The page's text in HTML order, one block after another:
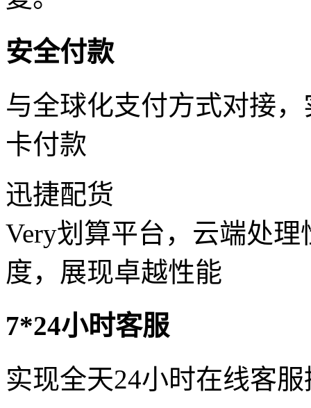
安全付款
与全球化支付方式对接
卡付款
迅捷配货
Very划算平台，云端处
度，展现卓越性能
7*24小时客服
实现全天24小时在线客